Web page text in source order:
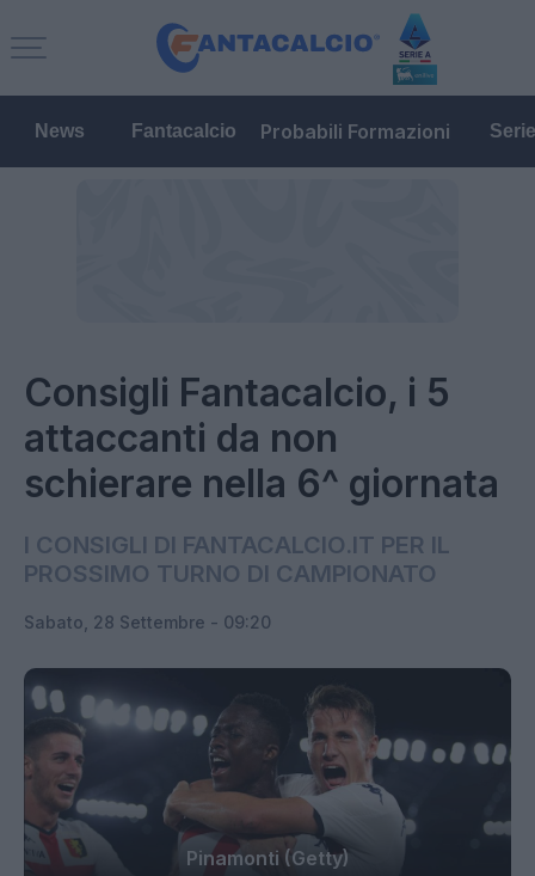
News Fantacalcio Probabili Formazioni
Consigli Fantacalcio, i 5
attaccanti da non
schierare nella 6^ giornata
I CONSIGLI DI FANTACALCIO.IT PER IL
PROSSIMO TURNO DI CAMPIONATO
Sabato, 28 Settembre - 09:20
Pinamonti (Getty)